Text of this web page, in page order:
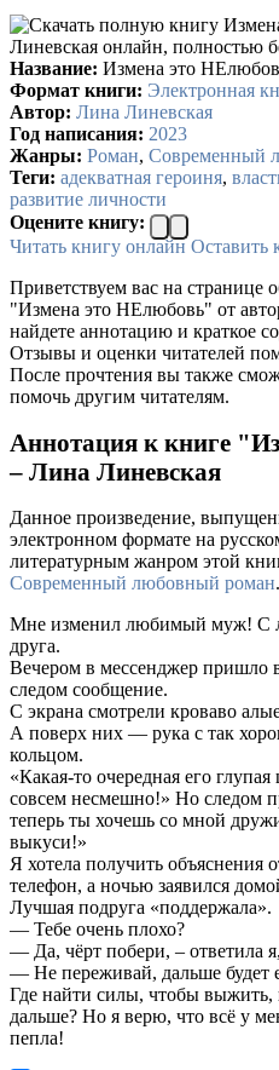
Название: Измена это
Формат книги: Электронная
Автор: Лина Линевская
Год написания: 2023
Жанры: Роман, Современный
Теги: адекватная героиня,
развитие личности
Оцените книгу:
Читать книгу онлайн Оставить
Приветствуем вас на странице
"Измена это НЕлюбовь" от
найдете аннотацию и краткое
Отзывы и оценки читателей
После прочтения вы также
помочь другим читателям.
Аннотация к книге
– Лина Линевская
Данное произведение,
электронном формате на
литературным жанром этой
Современный любовный роман.
Мне изменил любимый муж! С
друга.
Вечером в мессенджер пришло
следом сообщение.
С экрана смотрели кроваво
А поверх них — рука с так
кольцом.
«Какая-то очередная его
совсем несмешно!» Но следом
теперь ты хочешь со мной
выкуси!»
Я хотела получить
телефон, а ночью заявился
Лучшая подруга «поддержала».
— Тебе очень плохо?
— Да, чёрт побери, – ответила
— Не переживай, дальше будет
Где найти силы, чтобы выжить,
дальше? Но я верю, что всё у
пепла!